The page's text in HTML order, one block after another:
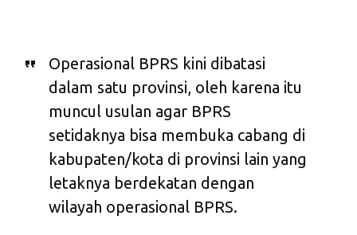
Operasional BPRS kini dibatasi
dalam satu provinsi, oleh karena itu
muncul usulan agar BPRS
setidaknya bisa membuka cabang di
kabupaten/kota di provinsi lain yang
letaknya berdekatan dengan
wilayah operasional BPRS.